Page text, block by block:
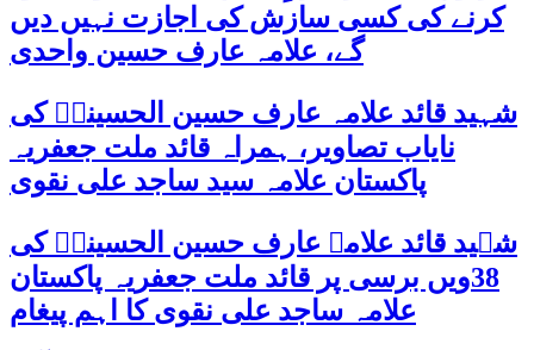
کرنے کی کسی سازش کی اجازت نہیں دیں
گے، علامہ عارف حسین واحدی
شہید قائد علامہ عارف حسین الحسینیؒ کی
نایاب تصاویر، ہمراہ قائد ملت جعفریہ
پاکستان علامہ سید ساجد علی نقوی
شہید قائد علامہ عارف حسین الحسینیؒ کی
38ویں برسی پر قائد ملت جعفریہ پاکستان
علامہ ساجد علی نقوی کا اہم پیغام